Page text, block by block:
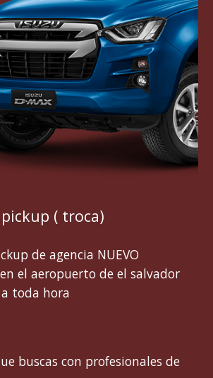
pickup ( troca)
de agencia NUEVO
el aeropuerto de el salvador
toda hora
buscas con profesionales de